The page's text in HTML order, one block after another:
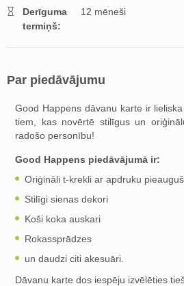
Derīguma
termiņš:
12 mēneši
Par piedāvājumu
Good Happens dāvanu karte ir
tiem, kas novērtē stilīgus un
radošo personību!
Good Happens piedāvājumā ir:
Oriģināli t-krekli ar apdruku
Stilīgi sienas dekori
Koši koka auskari
Rokassprādzes
un daudzi citi akesuāri.
Dāvanu karte dos iespēju izvēlēties